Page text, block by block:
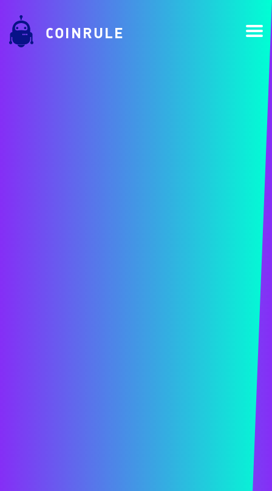
COINRULE